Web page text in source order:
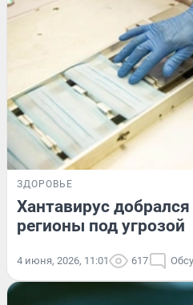
ЗДОРОВЬЕ
Хантавирус
регионы под угрозой
4 июня, 2026, 11:01 617